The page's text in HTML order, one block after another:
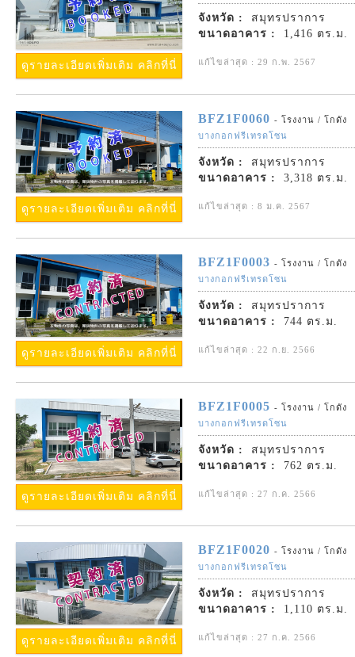
ดูรายละเอียดเพิ่มเติม คลิกที่นี่
จังหวัด :
สมุทรปราการ
ขนาดอาคาร :
1,416 ตร.ม.
แก้ไขล่าสุด : 29 ก.พ. 2567
ดูรายละเอียดเพิ่มเติม คลิกที่นี่
BFZ1F0060 - โรงงาน / โกดัง
บางกอกฟรีเทรดโซน
จังหวัด :
สมุทรปราการ
ขนาดอาคาร :
3,318 ตร.ม.
แก้ไขล่าสุด : 8 ม.ค. 2567
ดูรายละเอียดเพิ่มเติม คลิกที่นี่
BFZ1F0003 - โรงงาน / โกดัง
บางกอกฟรีเทรดโซน
จังหวัด :
สมุทรปราการ
ขนาดอาคาร :
744 ตร.ม.
แก้ไขล่าสุด : 22 ก.ย. 2566
ดูรายละเอียดเพิ่มเติม คลิกที่นี่
BFZ1F0005 - โรงงาน / โกดัง
บางกอกฟรีเทรดโซน
จังหวัด :
สมุทรปราการ
ขนาดอาคาร :
762 ตร.ม.
แก้ไขล่าสุด : 27 ก.ค. 2566
ดูรายละเอียดเพิ่มเติม คลิกที่นี่
BFZ1F0020 - โรงงาน / โกดัง
บางกอกฟรีเทรดโซน
จังหวัด :
สมุทรปราการ
ขนาดอาคาร :
1,110 ตร.ม.
แก้ไขล่าสุด : 27 ก.ค. 2566